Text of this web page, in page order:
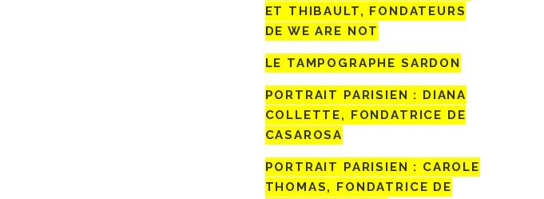
ET THIBAULT, FONDATEURS
DE WE ARE NOT
LE TAMPOGRAPHE SARDON
PORTRAIT PARISIEN : DIANA
COLLETTE, FONDATRICE DE
CASAROSA
PORTRAIT PARISIEN : CAROLE
THOMAS, FONDATRICE DE